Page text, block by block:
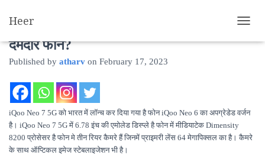
Heer
O
A
G
IQOO neo 7 Review: गेमिंग और कैमरा का
दमदार फोन?
Published by atharv on February 17, 2023
iQoo Neo 7 5G को भारत में लॉन्च कर दिया गया है फोन iQoo Neo 6 का अपग्रेडेड वर्जन
है। iQoo Neo 7 5G में 6.78 इंच की एमोलेड डिस्प्ले है फोन में मीडियाटेक Dimensity
8200 प्रोसेसर है फोन मे तीन रियर कैमरे हैं जिनमें प्राइमरी लेंस 64 मेगापिक्सल का है। कैमरे
के साथ ऑप्टिकल इमेज स्टेबलाइजेशन भी है।